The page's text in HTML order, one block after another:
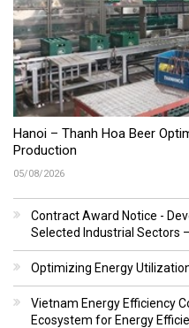
Hanoi – Thanh Hoa Beer
Production
05/08/2026
Contract Award Notice -
Selected Industrial Sectors
Optimizing Energy
Vietnam Energy Efficiency
Ecosystem for Energy